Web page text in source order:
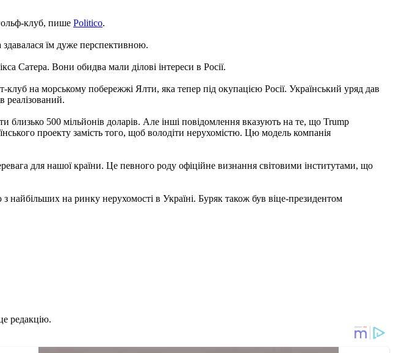
клуб, пише Politico.
їм дуже перспективною.
Сатера. Вони обидва мали ділові інтереси в Росії.
на морському побережжі Ялти, яка тепер під окупацією Росії. Український уряд дав
реалізований.
близько 500 мільйонів доларів. Але інші повідомлення вказують на те, що Trump
проекту замість того, щоб володіти нерухомістю. Цю модель компанія
для нашої країни. Це певного роду офіційне визнання світовими інститутами, що
на ринку нерухомості в Україні. Буряк також був віце-президентом
редакцію.